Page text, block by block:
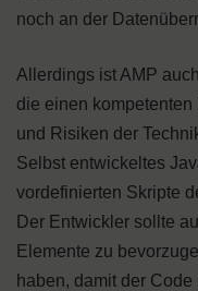
noch an der
Allerdings ist AMP
die einen
und Risiken der
Selbst entwickeltes
vordefinierten Skripte
Der Entwickler sollte
Elemente zu
haben, damit der